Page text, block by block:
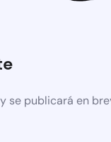
se publicará en